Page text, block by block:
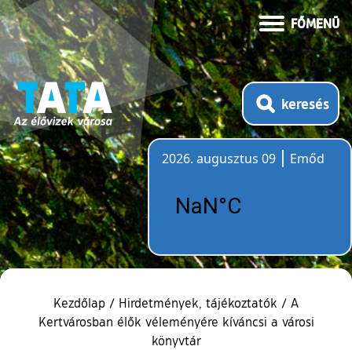
FŐMENÜ
keresés
2026. augusztus 09
Emőd
Kezdőlap / Hirdetmények, tájékoztatók / A
Kertvárosban élők véleményére kíváncsi a városi
könyvtár